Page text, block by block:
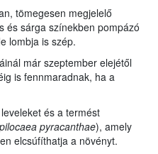
tömegesen megjelelő
és sárga színekben pompázó
lombja is szép.
már szeptember elejétől
is fennmaradnak, ha a
és a termést
pyracanthae), amely
elcsúfíthatja a növényt.